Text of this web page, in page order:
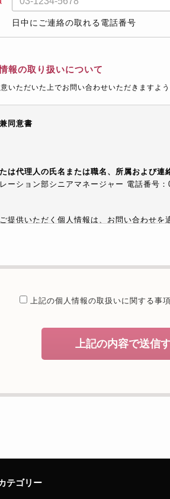
日中にご連絡の取れる電話番号
報の取り扱いについて
いただいた上でお問い合わせいただきますよう
同意書
は代理人の氏名または職名、所属および連
ーション部シニアマネージャー 電話番号
提供いただく個人情報は、お問い合わせ
法令に基づく場合を除き、取得した個人
情報保護管理体制について一定の水準に
等および問合せ窓口について
社が保有する開示対象個人情報の利用目
お名前、ご住所、電話番号、電子メール
上記の個人情報の取扱いに関する事
上記の内容で送信
テゴリー